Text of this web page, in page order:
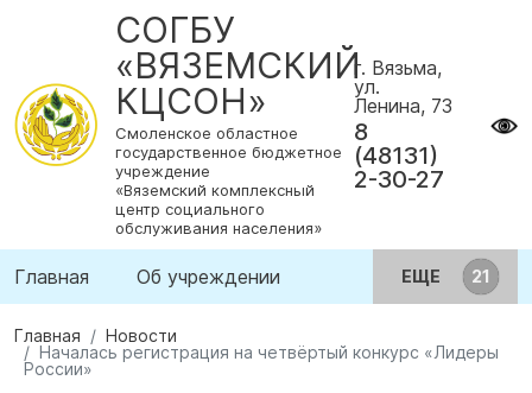
СОГБУ
«ВЯЗЕМСКИЙ
КЦСОН»
Смоленское областное
государственное бюджетное
учреждение
«Вяземский комплексный
центр социального
обслуживания населения»
г. Вязьма,
ул.
Ленина, 73
8
(48131)
2-30-27
Главная Об учреждении ЕЩЕ
Главная
Новости
Началась регистрация на четвёртый конкурс «Лидеры
России»